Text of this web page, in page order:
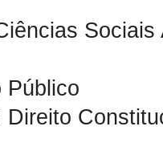
Sociais
Público
Direito